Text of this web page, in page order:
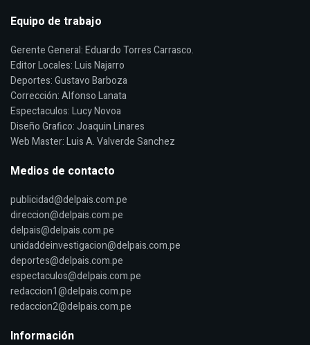
Equipo de trabajo
Gerente General: Eduardo Torres Carrasco.
Editor Locales: Luis Najarro
Deportes: Gustavo Barboza
Corrección: Alfonso Lanata
Espectaculos: Lucy Novoa
Diseño Grafico: Joaquin Linares
Web Master: Luis A. Valverde Sanchez
Medios de contacto
publicidad@delpais.com.pe
direccion@delpais.com.pe
delpais@delpais.com.pe
unidaddeinvestigacion@delpais.com.pe
deportes@delpais.com.pe
espectaculos@delpais.com.pe
redaccion1@delpais.com.pe
redaccion2@delpais.com.pe
Información